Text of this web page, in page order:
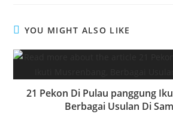
YOU MIGHT ALSO LIKE
21 Pekon Di Pulau panggung
Berbagai Usulan Di